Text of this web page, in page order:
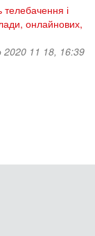
телебачення і
онлайнових,
2020 11 18, 16:39